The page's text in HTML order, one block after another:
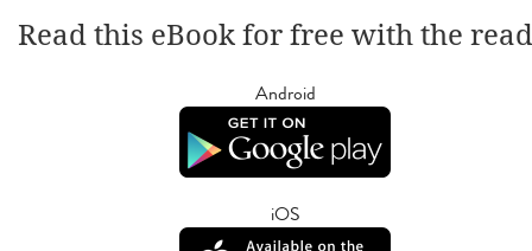
Read this eBook for free with the
Android
iOS